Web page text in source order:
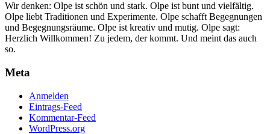
Wir denken: Olpe ist schön und stark. Olpe ist bunt und vielfältig.
Olpe liebt Traditionen und Experimente. Olpe schafft Begegnungen
und Begegnungsräume. Olpe ist kreativ und mutig. Olpe sagt:
Herzlich Willkommen! Zu jedem, der kommt. Und meint das auch
so.
Meta
Anmelden
Eintrags-Feed
Kommentar-Feed
WordPress.org